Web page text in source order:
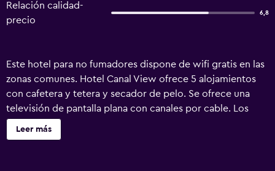
Relación calidad-
precio
6,8
Este hotel para no fumadores dispone de wifi gratis en las
zonas comunes. Hotel Canal View ofrece 5 alojamientos
con cafetera y tetera y secador de pelo. Se ofrece una
televisión de pantalla plana con canales por cable. Los
baños están equipados con ducha. Este hotel en
Ámsterdam ofrece acceso a Internet wifi gratis. Se ofrece
Leer más